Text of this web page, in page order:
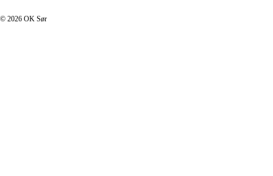
© 2026 OK Sør